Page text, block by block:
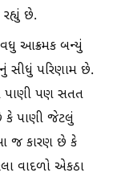
છે.
વધુ આક્રમક બન્યું
સીધું પરિણામ છે.
પાણી પણ સતત
કે પાણી જેટલું
જ કારણ છે કે
વાદળો એકઠા